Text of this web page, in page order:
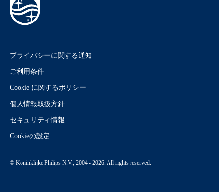
プライバシーに関する通知
ご利用条件
Cookie に関するポリシー
個人情報取扱方針
セキュリティ情報
Cookieの設定
© Koninklijke Philips N.V., 2004 - 2026. All rights reserved.